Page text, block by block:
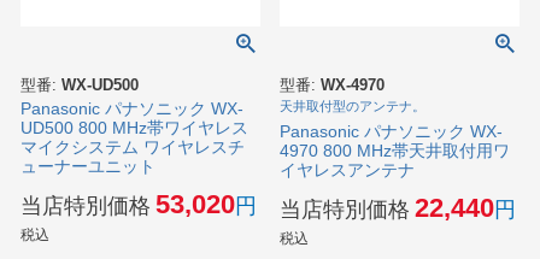
型番: WX-UD500
Panasonic パナソニック WX-
UD500 800 MHz帯ワイヤレス
マイクシステム ワイヤレスチ
ューナーユニット
当店特別価格 53,020
税込
型番: WX-4970
天井取付型のアンテナ。
Panasonic パナソニック WX-
4970 800 MHz帯天井取付用ワ
イヤレスアンテナ
当店特別価格 22,440
税込